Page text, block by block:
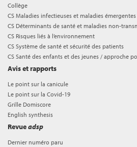
Collège
CS Maladies infectieuses et maladies émergentes
CS Déterminants de santé et maladies non-
CS Risques liés à l’environnement
CS Système de santé et sécurité des patients
CS Santé des enfants et des jeunes / approche
Avis et rapports
Le point sur la canicule
Le point sur la Covid-19
Grille Domiscore
English synthesis
Revueadsp
Dernier numéro paru